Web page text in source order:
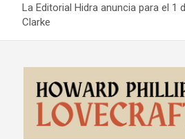
La Editorial Hidra anuncia para el 1
Clarke